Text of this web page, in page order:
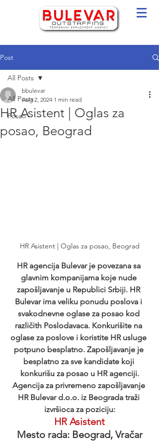
Post
All Posts
Posao
All Posts
HR Asistent | Oglas za
posao, Beograd
bbulevar
Aug 2, 2024 1 min read
HR Asistent | Oglas za posao, Beograd
HR agencija Bulevar je povezana sa
glavnim kompanijama koje nude
zapošljavanje u Republici Srbiji. HR
Bulevar ima veliku ponudu poslova i
svakodnevne oglase za posao kod
različith Poslodavaca. Konkurišite na
oglase za poslove i koristite HR usluge
potpuno besplatno. Zapošljavanje je
besplatno za sve kandidate koji
konkurišu za posao u HR agenciji.
Agencija za privremeno zapošljavanje
HR Bulevar d.o.o. iz Beograda traži
izvršioca za poziciju:
HR Asistent
Mesto rada: Beograd, Vračar